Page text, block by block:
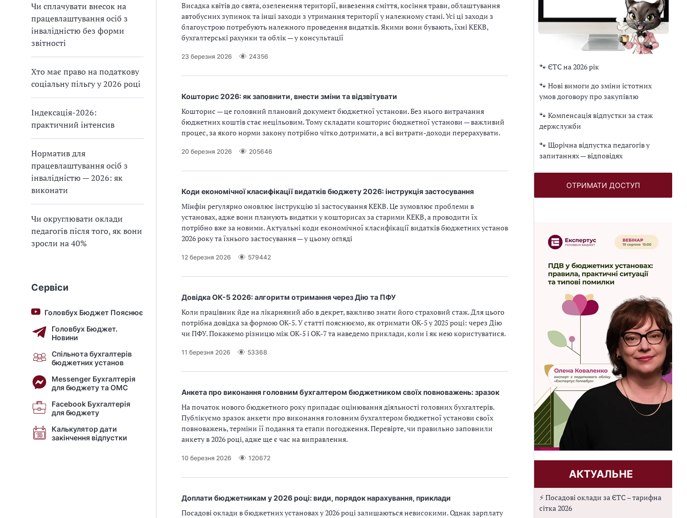
Чи сплачувати внесок на
працевлаштування осіб з
інвалідністю без форми
звітності
Хто має право на податкову
соціальну пільгу у 2026 році
Індексація-2026:
практичний інтенсив
Норматив для
працевлаштування осіб з
інвалідністю — 2026: як
виконати
Чи округлювати оклади
педагогів після того, як вони
зросли на 40%
Сервіси
Головбух Бюджет Пояснює
Головбух Бюджет.
Новини
Спільнота бухгалтерів
бюджетних установ
Messenger Бухгалтерія
для бюджету та ОМС
Facebook Бухгалтерія
для бюджету
Калькулятор дати
закінчення відпустки
Висадка квітів до свята, озеленення території, вивезення сміття, косіння трави, облаштування
автобусних зупинок та інші заходи з утримання території у належному стані. Усі ці заходи з
благоустрою потребують належного проведення видатків. Якими вони бувають, їхні КЕКВ,
бухгалтерські рахунки та облік — у консультації
23 березня 2026 24356
Кошторис 2026: як заповнити, внести зміни та відзвітувати
Кошторис — це головний плановий документ бюджетної установи. Без нього витрачання
бюджетних коштів стає нецільовим. Тому складати кошторис бюджетної установи — важливий
процес, за якого норми закону потрібно чітко дотримати, а всі витрати-доходи перерахувати.
20 березня 2026 205646
Коди економічної класифікації видатків бюджету 2026: інструкція застосування
Мінфін регулярно оновлює інструкцію зі застосування КЕКВ. Це зумовлює проблеми в
установах, адже вони планують видатки у кошторисах за старими КЕКВ, а проводити їх
потрібно вже за новими. Актуальні коди економічної класифікації видатків бюджетних установ
2026 року та їхнього застосування — у цьому огляді
12 березня 2026 579442
Довідка ОК-5 2026: алгоритм отримання через Дію та ПФУ
Коли працівник йде на лікарняний або в декрет, важливо знати його страховий стаж. Для цього
потрібна довідка за формою ОК-5. У статті пояснюємо, як отримати ОК-5 у 2025 році: через Дію
чи ПФУ. Покажемо різницю між ОК-5 і ОК-7 та наведемо приклади, коли і як нею користуватися.
11 березня 2026 53368
Анкета про виконання головним бухгалтером бюджетником своїх повноважень: зразок
На початок нового бюджетного року припадає оцінювання діяльності головних бухгалтерів.
Публікуємо зразок анкети про виконання головним бухгалтером бюджетної установи своїх
повноважень, терміни її подання та етапи погодження. Перевірте, чи правильно заповнили
анкету в 2026 році, адже ще є час на виправлення.
10 березня 2026 120672
Доплати бюджетникам у 2026 році: види, порядок нарахування, приклади
Посадові оклади в бюджетних установах у 2026 році залишаються невисокими. Однак зарплату
🐾 ЄТС на 2026 рік
🐾 Нові вимоги до зміни істотних
умов договору про закупівлю
🐾 Компенсація відпустки за стаж
держслужби
🐾 Щорічна відпустка педагогів у
запитаннях — відповідях
ОТРИМАТИ ДОСТУП
АКТУАЛЬНЕ
⚡ Посадові оклади за ЄТС – тарифна
сітка 2026